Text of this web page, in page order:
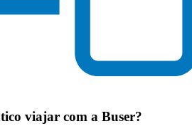
viajar com a Buser?